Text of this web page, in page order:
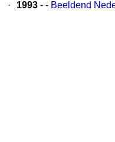
·
1993 - - Beeldend